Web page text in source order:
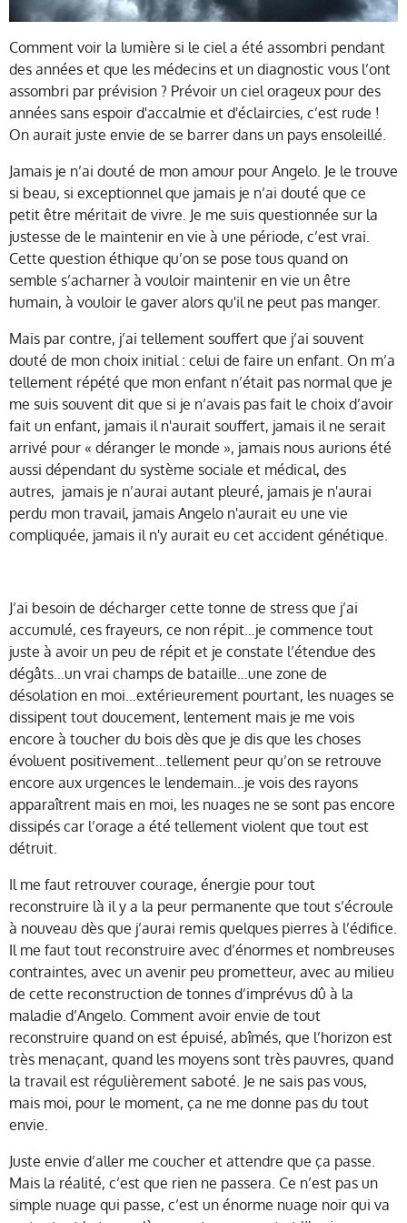
Comment voir la lumière si le ciel a été assombri pendant
des années et que les médecins et un diagnostic vous l’ont
assombri par prévision ? Prévoir un ciel orageux pour des
années sans espoir d'accalmie et d'éclaircies, c’est rude !
On aurait juste envie de se barrer dans un pays ensoleillé.
Jamais je n’ai douté de mon amour pour Angelo. Je le trouve
si beau, si exceptionnel que jamais je n’ai douté que ce
petit être méritait de vivre. Je me suis questionnée sur la
justesse de le maintenir en vie à une période, c’est vrai.
Cette question éthique qu’on se pose tous quand on
semble s’acharner à vouloir maintenir en vie un être
humain, à vouloir le gaver alors qu'il ne peut pas manger.
Mais par contre, j’ai tellement souffert que j’ai souvent
douté de mon choix initial : celui de faire un enfant. On m’a
tellement répété que mon enfant n’était pas normal que je
me suis souvent dit que si je n’avais pas fait le choix d’avoir
fait un enfant, jamais il n'aurait souffert, jamais il ne serait
arrivé pour « déranger le monde », jamais nous aurions été
aussi dépendant du système sociale et médical, des
autres, jamais je n’aurai autant pleuré, jamais je n'aurai
perdu mon travail, jamais Angelo n'aurait eu une vie
compliquée, jamais il n'y aurait eu cet accident génétique.
J’ai besoin de décharger cette tonne de stress que j’ai
accumulé, ces frayeurs, ce non répit…je commence tout
juste à avoir un peu de répit et je constate l’étendue des
dégâts…un vrai champs de bataille…une zone de
désolation en moi…extérieurement pourtant, les nuages se
dissipent tout doucement, lentement mais je me vois
encore à toucher du bois dès que je dis que les choses
évoluent positivement…tellement peur qu’on se retrouve
encore aux urgences le lendemain…je vois des rayons
apparaîtrent mais en moi, les nuages ne se sont pas encore
dissipés car l’orage a été tellement violent que tout est
détruit.
Il me faut retrouver courage, énergie pour tout
reconstruire là il y a la peur permanente que tout s’écroule
à nouveau dès que j’aurai remis quelques pierres à l’édifice.
Il me faut tout reconstruire avec d’énormes et nombreuses
contraintes, avec un avenir peu prometteur, avec au milieu
de cette reconstruction de tonnes d’imprévus dû à la
maladie d’Angelo. Comment avoir envie de tout
reconstruire quand on est épuisé, abîmés, que l’horizon est
très menaçant, quand les moyens sont très pauvres, quand
la travail est régulièrement saboté. Je ne sais pas vous,
mais moi, pour le moment, ça ne me donne pas du tout
envie.
Juste envie d’aller me coucher et attendre que ça passe.
Mais la réalité, c’est que rien ne passera. Ce n’est pas un
simple nuage qui passe, c’est un énorme nuage noir qui va